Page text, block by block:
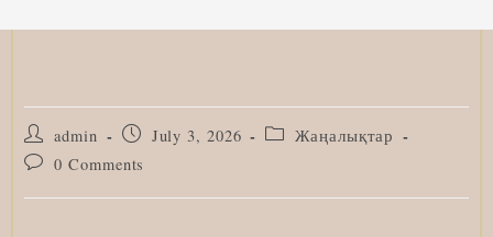
Post
author:
admin
Post
published:
July 3, 2026
Post Жаңалықтар
Post0 Comments